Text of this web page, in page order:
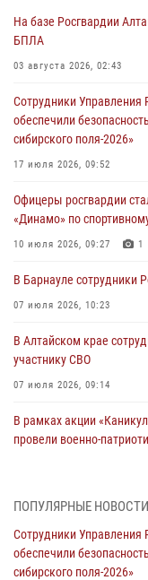
На базе Росгвардии
БПЛА
03 августа 2026, 02:43
Сотрудники Управления
обеспечили
сибирского поля-2026»
17 июля 2026, 09:52
Офицеры росгвардии
«Динамо» по
10 июля 2026, 09:27 1
В Барнауле сотрудники
07 июля 2026, 10:23
В Алтайском крае
участнику СВО
07 июля 2026, 09:14
В рамках акции
провели военно-
акции «Коробка
ПОПУЛЯРНЫЕ НОВОСТИ
Сотрудники Управления
обеспечили
сибирского поля-2026»